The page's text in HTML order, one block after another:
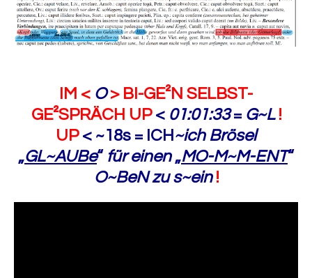
IM < O> BI-GE²N SELBST-
GE²SPRÄCH UP < 01:01:33= G~L !
UP < ~18s = ICH ~ich Brösel
„GL~AUBe“ für einen „MO-M~M-ENT“
O~BeN zu s~ein !